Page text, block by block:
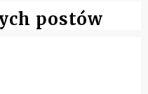
postów